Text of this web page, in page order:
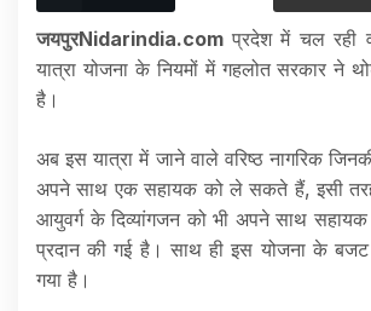
जयपुरNidarindia.com प्रदेश में चल रही
यात्रा योजना के नियमों में गहलोत सरकार ने
है।
अब इस यात्रा में जाने वाले वरिष्ठ नागरिक
अपने साथ एक सहायक को ले सकते हैं, इसी
आयुवर्ग के दिव्यांगजन को भी अपने साथ
प्रदान की गई है। साथ ही इस योजना के बजट
गया है।